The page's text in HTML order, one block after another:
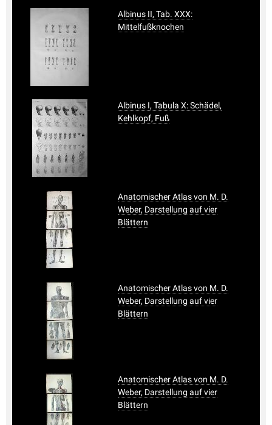
Albinus II, Tab. XXX:
Mittelfußknochen
Albinus I, Tabula X: Schädel,
Kehlkopf, Fuß
Anatomischer Atlas von M. D.
Weber, Darstellung auf vier
Blättern
Anatomischer Atlas von M. D.
Weber, Darstellung auf vier
Blättern
Anatomischer Atlas von M. D.
Weber, Darstellung auf vier
Blättern